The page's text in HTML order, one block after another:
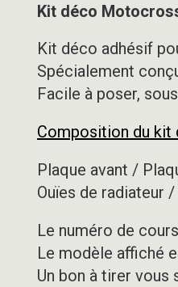
Kit déco
Kit déco adhésif
Spécialement
Facile à poser,
Composition du
Plaque avant /
Ouïes de radiateur
Le numéro de
Le modèle affiché
Un bon à tirer vous